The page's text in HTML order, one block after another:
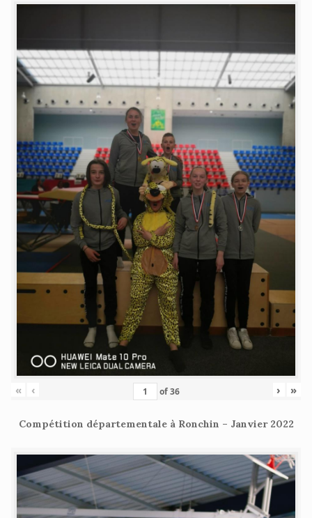
« ‹ of36 › »
Compétition départementale à Ronchin – Janvier 2022